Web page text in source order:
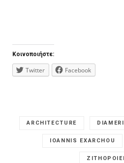
Κοινοποιήστε:
Twitter Facebook
ARCHITECTURE
IOANNIS EXARCHOU